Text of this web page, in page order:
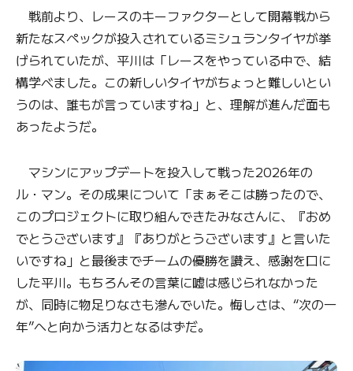
戦前より、レースのキーファクターとして開幕戦から
新たなスペックが投入されているミシュランタイヤが挙
げられていたが、平川は「レースをやっている中で、結
構学べました。この新しいタイヤがちょっと難しいとい
うのは、誰もが言っていますね」と、理解が進んだ面も
あったようだ。
マシンにアップデートを投入して戦った2026年の
ル・マン。その成果について「まぁそこは勝ったので、
このプロジェクトに取り組んできたみなさんに、『おめ
でとうございます』『ありがとうございます』と言いた
いですね」と最後までチームの優勝を讃え、感謝を口に
した平川。もちろんその言葉に嘘は感じられなかった
が、同時に物足りなさも滲んでいた。悔しさは、“次の一
年”へと向かう活力となるはずだ。